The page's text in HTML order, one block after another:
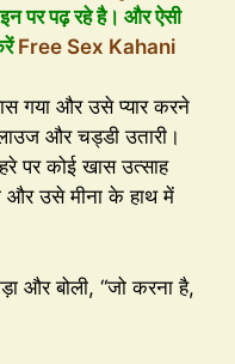
पर पढ़ रहे है। और ऐसी
Free Sex Kahani
गया और उसे प्यार करने
और चड्डी उतारी।
पर कोई खास उत्साह
और उसे मीना के हाथ में
और बोली, “जो करना है,